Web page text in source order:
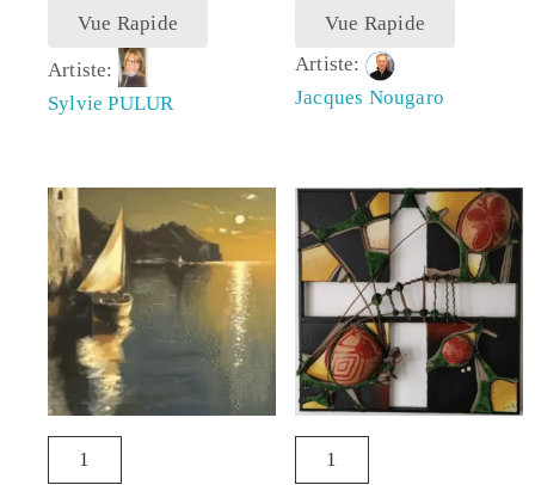
Vue Rapide
Artiste:
Sylvie PULUR
Vue Rapide
Artiste:
Jacques Nougaro